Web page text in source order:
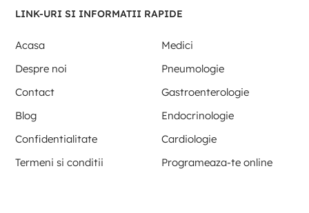
LINK-URI SI INFORMATII RAPIDE
Acasa
Medici
Despre noi
Pneumologie
Contact
Gastroenterologie
Blog
Endocrinologie
Confidentialitate
Cardiologie
Termeni si conditii
Programeaza-te online